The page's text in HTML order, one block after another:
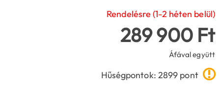
Rendelésre (1-2 héten belül)
289 900 Ft
Áfával együtt
Hűségpontok: 2899 pont